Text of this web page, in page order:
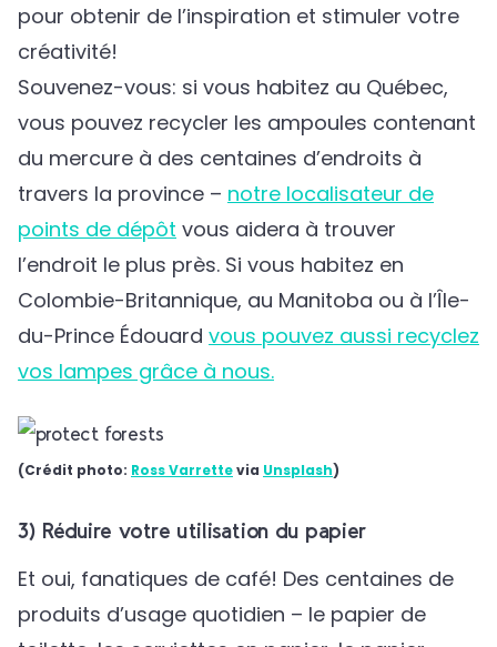
pour obtenir de l’inspiration et stimuler votre
créativité!
Souvenez-vous: si vous habitez au Québec,
vous pouvez recycler les ampoules contenant
du mercure à des centaines d’endroits à
travers la province – notre localisateur de
points de dépôt vous aidera à trouver
l’endroit le plus près. Si vous habitez en
Colombie-Britannique, au Manitoba ou à l’Île-
du-Prince Édouard vous pouvez aussi recyclez
vos lampes grâce à nous.
(Crédit photo: Ross Varrettevia Unsplash)
3) Réduire votre utilisation du papier
Et oui, fanatiques de café! Des centaines de
produits d’usage quotidien – le papier de